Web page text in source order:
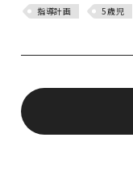
指導計画 5歳児